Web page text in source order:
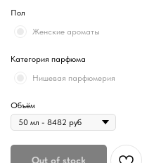
Пол
Женские ароматы
Категория парфюма
Нишевая парфюмерия
Объём
Out of stock